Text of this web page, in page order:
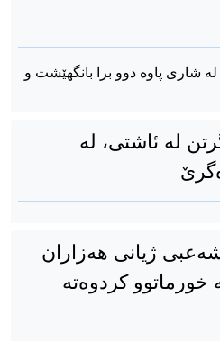
شاری پاوە دوو برا بانگهێشت و
لە ئاشتی، لە
ژیانی هەزاران
خورماتوو کردوەتە